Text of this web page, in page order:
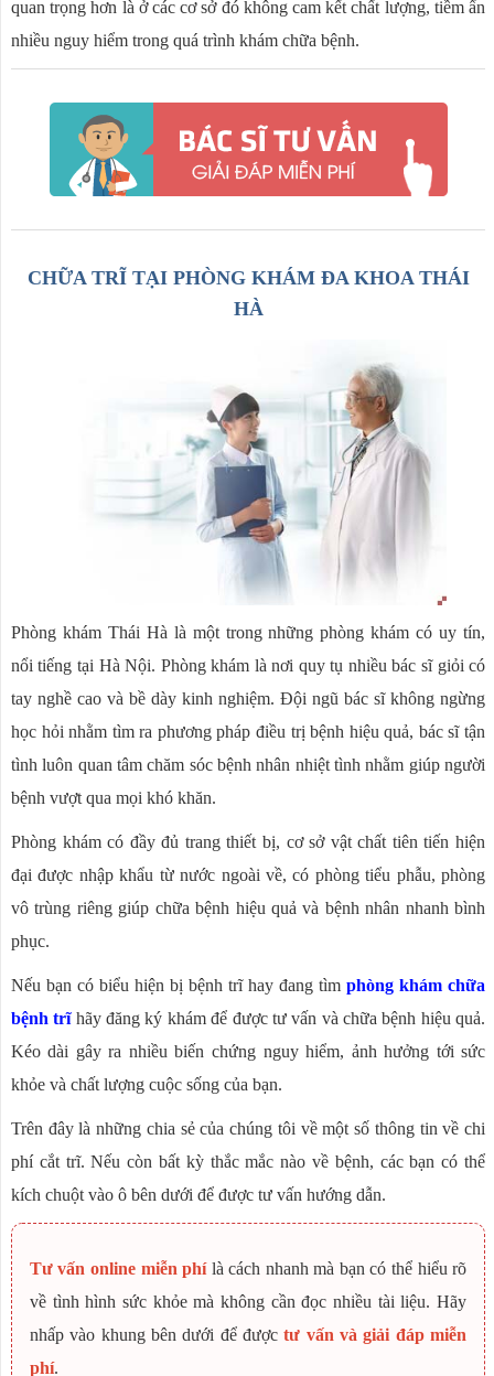
quan trọng hơn là ở các cơ sở đó không cam kết chất lượng, tiềm ẩn
nhiều nguy hiểm trong quá trình khám chữa bệnh.
CHỮA TRĨ TẠI PHÒNG KHÁM ĐA KHOA THÁI
HÀ
Phòng khám Thái Hà là một trong những phòng khám có uy tín,
nổi tiếng tại Hà Nội. Phòng khám là nơi quy tụ nhiều bác sĩ giỏi có
tay nghề cao và bề dày kinh nghiệm. Đội ngũ bác sĩ không ngừng
học hỏi nhằm tìm ra phương pháp điều trị bệnh hiệu quả, bác sĩ tận
tình luôn quan tâm chăm sóc bệnh nhân nhiệt tình nhằm giúp người
bệnh vượt qua mọi khó khăn.
Phòng khám có đầy đủ trang thiết bị, cơ sở vật chất tiên tiến hiện
đại được nhập khẩu từ nước ngoài về, có phòng tiểu phẫu, phòng
vô trùng riêng giúp chữa bệnh hiệu quả và bệnh nhân nhanh bình
phục.
Nếu bạn có biểu hiện bị bệnh trĩ hay đang tìmphòng khám chữa
bệnh trĩhãy đăng ký khám để được tư vấn và chữa bệnh hiệu quả.
Kéo dài gây ra nhiều biến chứng nguy hiểm, ảnh hưởng tới sức
khỏe và chất lượng cuộc sống của bạn.
Trên đây là những chia sẻ của chúng tôi về một số thông tin về chi
phí cắt trĩ. Nếu còn bất kỳ thắc mắc nào về bệnh, các bạn có thể
kích chuột vào ô bên dưới để được tư vấn hướng dẫn.
Tư vấn online miễn phílà cách nhanh mà bạn có thể hiểu rõ
về tình hình sức khỏe mà không cần đọc nhiều tài liệu. Hãy
nhấp vào khung bên dưới để đượctư vấn và giải đáp miễn
phí.